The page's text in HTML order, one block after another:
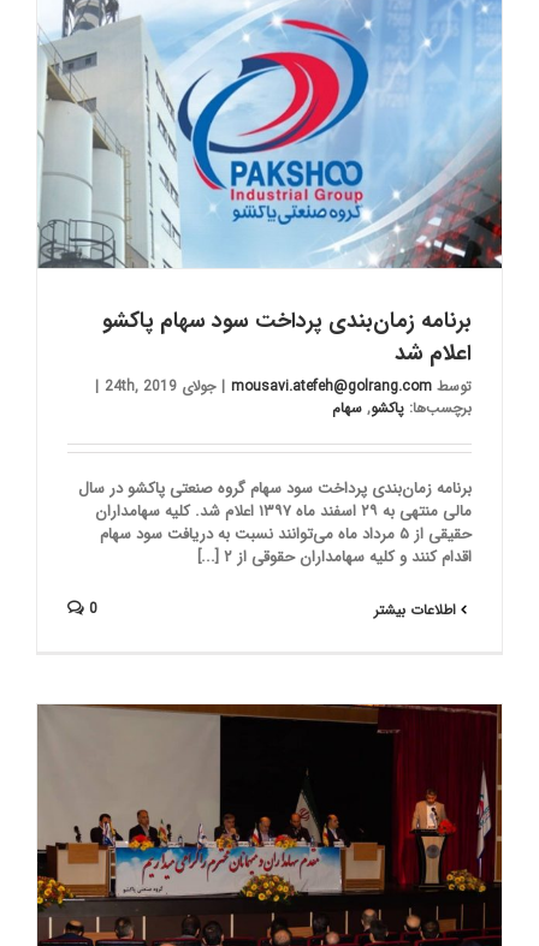
برنامه زمان‌بندی پرداخت سود سهام پاکشو
اعلام شد
توسط mousavi.atefeh@golrang.com
| جولای 24th, 2019
|
برچسب‌ها: پاکشو, سهام
برنامه زمان‌بندی پرداخت سود سهام گروه صنعتی پاکشو در سال
مالی منتهی به ۲۹ اسفند ماه ۱۳۹۷ اعلام شد. کلیه سهامداران
حقیقی از ۵ مرداد ماه می‌توانند نسبت به دریافت سود سهام
اقدام کنند و کلیه سهامداران حقوقی از ۲ [...]
اطلاعات بیشتر 0